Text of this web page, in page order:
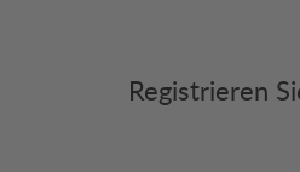
Registrieren